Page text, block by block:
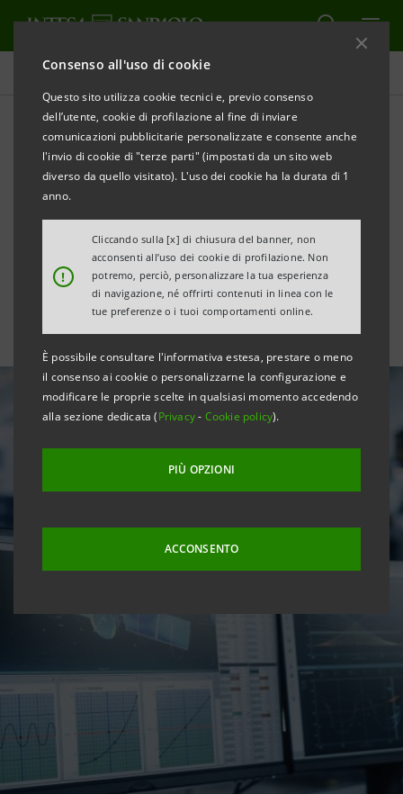
Consenso all'uso di cookie
Questo sito utilizza cookie tecnici e, previo consenso
dell’utente, cookie di profilazione al fine di inviare
comunicazioni pubblicitarie personalizzate e consente anche
l'invio di cookie di "terze parti" (impostati da un sito web
diverso da quello visitato). L'uso dei cookie ha la durata di 1
anno.
!
Cliccando sulla [x] di chiusura del banner, non
acconsenti all’uso dei cookie di profilazione. Non
potremo, perciò, personalizzare la tua esperienza
di navigazione, né offrirti contenuti in linea con le
tue preferenze o i tuoi comportamenti online.
È possibile consultare l'informativa estesa, prestare o meno
il consenso ai cookie o personalizzarne la configurazione e
modificare le proprie scelte in qualsiasi momento accedendo
alla sezione dedicata (Privacy- Cookie policy).
PIÙ OPZIONI
ACCONSENTO
Tutte le news
Venture Capital: Neva Sgr
investe ancora nella
logistica spaziale con D-
Orbit